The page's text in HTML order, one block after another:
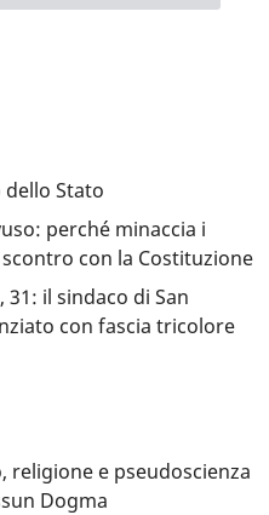
Stato
perché minaccia i
con la Costituzione
il sindaco di San
con fascia tricolore
religione e pseudoscienza
Dogma